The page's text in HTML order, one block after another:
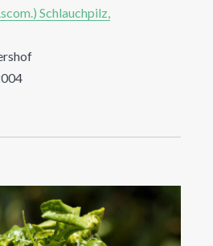
Schlauchpilz,